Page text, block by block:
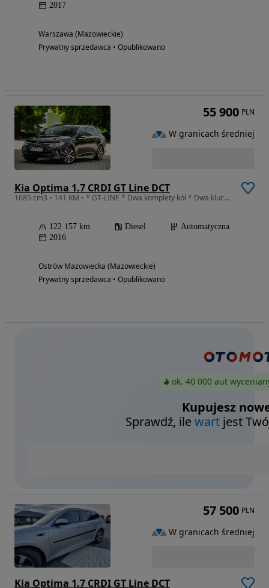
2017
Warszawa (Mazowieckie)
Prywatny sprzedawca • Opublikowano
Kia Optima 1.7 CRDI GT Line DCT
1685 cm3 • 141 KM • * GT-LINE * Dwa komplety kół * Dwa klucze * Oryginalny Lakier * Full *
122 157 km Diesel
Automatyczna
2016
Ostrów Mazowiecka (Mazowieckie)
Prywatny sprzedawca • Opublikowano
55 900 PLN
W granicach średniej
ok. 40 000 aut
Kupujesz
Sprawdź, ilewart jest
Kia Optima 1.7 CRDI GT Line DCT
57 500 PLN
W granicach średniej